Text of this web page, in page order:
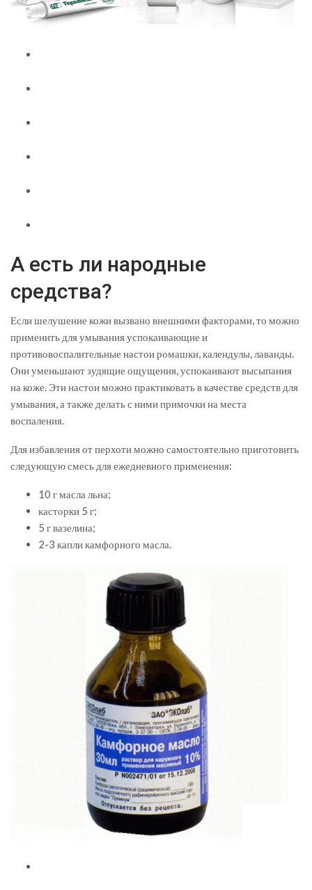
А есть ли народные
средства?
Если шелушение кожи вызвано внешними факторами, то можно
применить для умывания успокаивающие и
противовоспалительные настои ромашки, календулы, лаванды.
Они уменьшают зудящие ощущения, успокаивают высыпания
на коже. Эти настои можно практиковать в качестве средств для
умывания, а также делать с ними примочки на места
воспаления.
Для избавления от перхоти можно самостоятельно приготовить
следующую смесь для ежедневного применения:
10 г масла льна;
касторки 5 г;
5 г вазелина;
2-3 капли камфорного масла.